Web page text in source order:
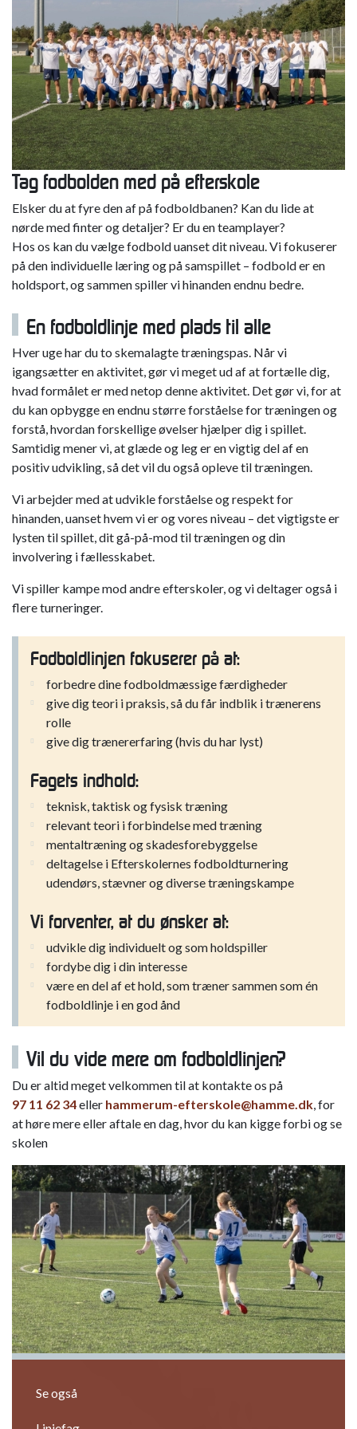
Tag fodbolden med på efterskole
Elsker du at fyre den af på fodboldbanen? Kan du lide at
nørde med finter og detaljer? Er du en teamplayer?
Hos os kan du vælge fodbold uanset dit niveau. Vi fokuserer
på den individuelle læring og på samspillet – fodbold er en
holdsport, og sammen spiller vi hinanden endnu bedre.
En fodboldlinje med plads til alle
Hver uge har du to skemalagte træningspas. Når vi
igangsætter en aktivitet, gør vi meget ud af at fortælle dig,
hvad formålet er med netop denne aktivitet. Det gør vi, for at
du kan opbygge en endnu større forståelse for træningen og
forstå, hvordan forskellige øvelser hjælper dig i spillet.
Samtidig mener vi, at glæde og leg er en vigtig del af en
positiv udvikling, så det vil du også opleve til træningen.
Vi arbejder med at udvikle forståelse og respekt for
hinanden, uanset hvem vi er og vores niveau – det vigtigste er
lysten til spillet, dit gå-på-mod til træningen og din
involvering i fællesskabet.
Vi spiller kampe mod andre efterskoler, og vi deltager også i
flere turneringer.
Fodboldlinjen fokuserer på at:
forbedre dine fodboldmæssige færdigheder
give dig teori i praksis, så du får indblik i trænerens
rolle
give dig trænererfaring (hvis du har lyst)
Fagets indhold:
teknisk, taktisk og fysisk træning
relevant teori i forbindelse med træning
mentaltræning og skadesforebyggelse
deltagelse i Efterskolernes fodboldturnering
udendørs, stævner og diverse træningskampe
Vi forventer, at du ønsker at:
udvikle dig individuelt og som holdspiller
fordybe dig i din interesse
være en del af et hold, som træner sammen som én
fodboldlinje i en god ånd
Vil du vide mere om fodboldlinjen?
Du er altid meget velkommen til at kontakte os på
97 11 62 34eller hammerum-efterskole@hamme.dk, for
at høre mere eller aftale en dag, hvor du kan kigge forbi og se
skolen
Previous
Next
Se også